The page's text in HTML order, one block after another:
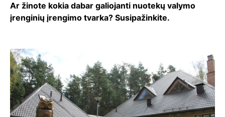
Ar žinote kokia dabar galiojanti nuotekų valymo
įrenginių įrengimo tvarka? Susipažinkite.